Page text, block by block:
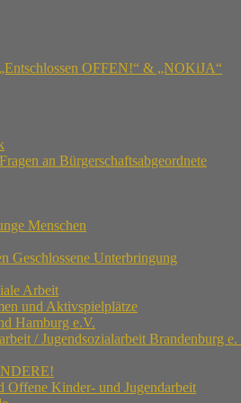
OFFEN!“ & „NOKiJA“
an Bürgerschaftsabgeordnete
Menschen
Geschlossene Unterbringung
Arbeit
und Aktivspielplätze
Hamburg e.V.
/ Jugendsozialarbeit Brandenburg e.
Offene Kinder- und Jugendarbeit